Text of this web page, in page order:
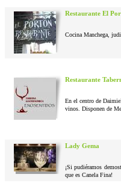
Restaurante El
Cocina Manchega,
Restaurante
En el centro de
vinos. Disponen de
Lady Gema
¡Si pudiéramos
que es Canela Fina!